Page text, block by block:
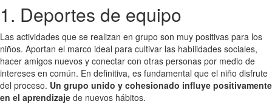
1. Deportes de equipo
Las actividades que se realizan en grupo son muy positivas para los
niños. Aportan el marco ideal para cultivar las habilidades sociales,
hacer amigos nuevos y conectar con otras personas por medio de
intereses en común. En definitiva, es fundamental que el niño disfrute
del proceso. Un grupo unido y cohesionado influye positivamente
en el aprendizaje de nuevos hábitos.